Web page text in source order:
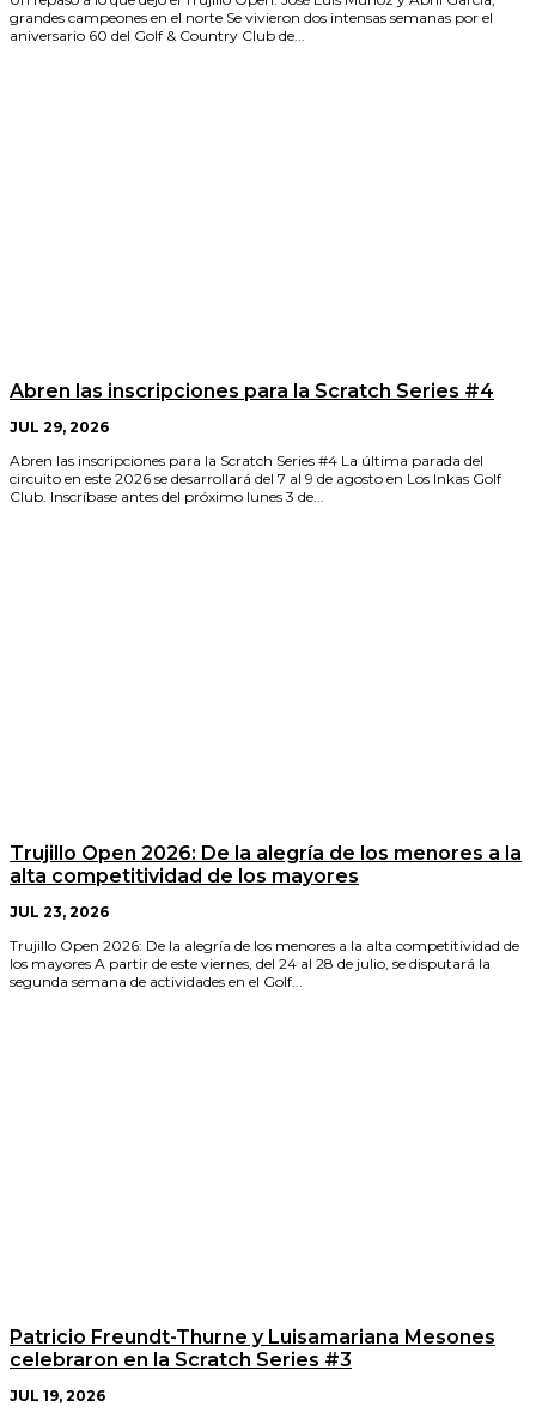
grandes campeones en el norte Se vivieron dos intensas semanas por el
aniversario 60 del Golf & Country Club de...
Abren las inscripciones para la Scratch Series #4
JUL 29, 2026
Abren las inscripciones para la Scratch Series #4 La última parada del
circuito en este 2026 se desarrollará del 7 al 9 de agosto en Los Inkas Golf
Club. Inscríbase antes del próximo lunes 3 de...
Trujillo Open 2026: De la alegría de los menores a la
alta competitividad de los mayores
JUL 23, 2026
Trujillo Open 2026: De la alegría de los menores a la alta competitividad de
los mayores A partir de este viernes, del 24 al 28 de julio, se disputará la
segunda semana de actividades en el Golf...
Patricio Freundt-Thurne y Luisamariana Mesones
celebraron en la Scratch Series #3
JUL 19, 2026